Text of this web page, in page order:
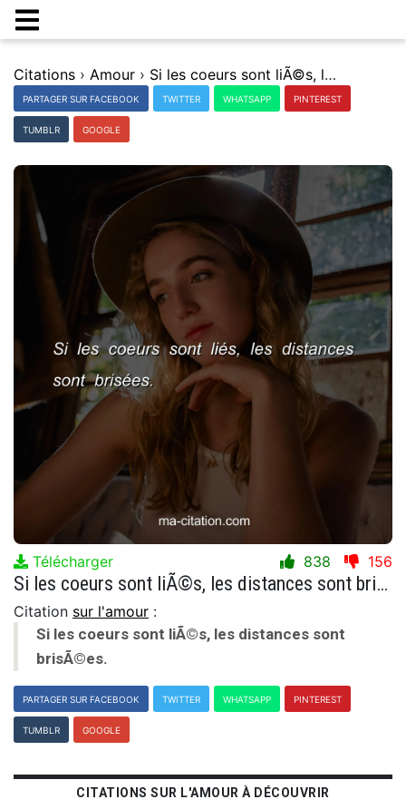
Citations › Amour › Si les coeurs sont liÃ©s, les distances sont brisÃ©es.
PARTAGER SUR FACEBOOK TWITTER WHATSAPP PINTEREST
TUMBLR GOOGLE
Télécharger 838 156
Si les coeurs sont liÃ©s, les distances sont brisÃ©es.
Citation sur l'amour :
Si les coeurs sont liÃ©s, les distances sont
brisÃ©es.
PARTAGER SUR FACEBOOK TWITTER WHATSAPP PINTEREST
TUMBLR GOOGLE
CITATIONS SUR L'AMOUR À DÉCOUVRIR